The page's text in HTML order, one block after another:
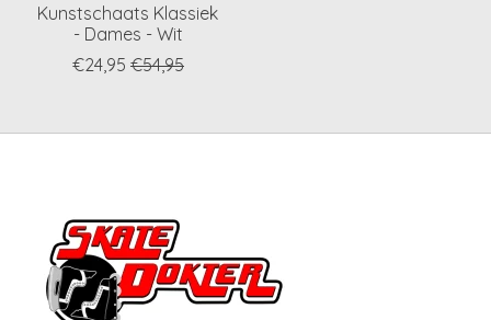
Kunstschaats Klassiek
- Dames - Wit
€24,95 €54,95